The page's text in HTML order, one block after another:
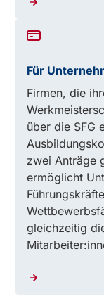
Für
Firmen, die
über die SFG
zwei Anträge
ermöglicht
gleichzeitig